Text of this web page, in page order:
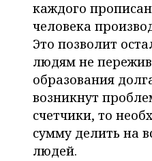
каждого
человека
Это позволит
людям не
образования
возникнут
счетчики, то
сумму делить на
людей.